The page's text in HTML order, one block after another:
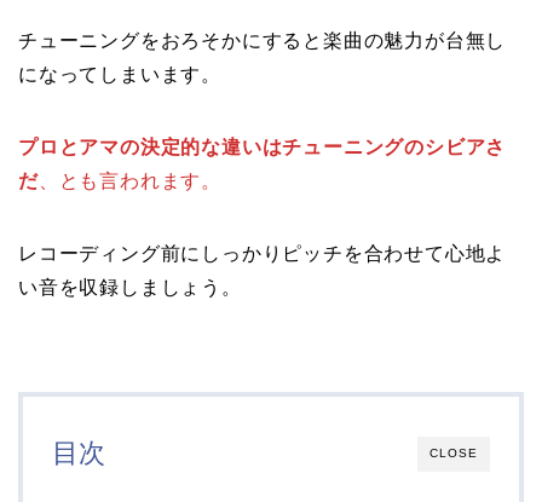
チューニングをおろそかにすると楽曲の魅力が台無し
になってしまいます。
プロとアマの決定的な違いはチューニングのシビアさ
だ、とも言われます。
レコーディング前にしっかりピッチを合わせて心地よ
い音を収録しましょう。
CLOSE
目次